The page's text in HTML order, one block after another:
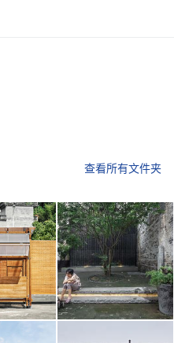
查看所有文件夹